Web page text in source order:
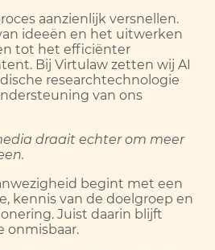
aanzienlijk versnellen.
ideeën en het uitwerken
tot het efficiënter
Bij Virtulaw zetten wij AI
researchtechnologie
van ons
draait echter om meer
begint met een
kennis van de doelgroep en
Juist daarin blijft
onmisbaar.